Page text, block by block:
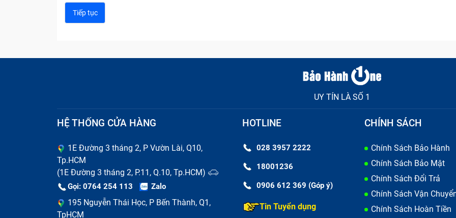
UY TÍN LÀ SỐ 1
HỆ THỐNG CỬA HÀNG
1E Đường 3 tháng 2, P Vườn Lài, Q10,
Tp.HCM
(1E Đường 3 tháng 2, P.11, Q.10, Tp.HCM)
Gọi: 0764 254 113 Zalo
195 Nguyễn Thái Học, P Bến Thành, Q1,
TpHCM
HOTLINE
028 3957 2222
18001236
0906 612 369 (Góp ý)
Tin Tuyển dụng
CHÍNH SÁCH
Chính Sách Bảo Hành
Chính Sách Bảo Mật
Chính Sách Đổi Trả
Chính Sách Vận
Chính Sách Hoàn Tiền